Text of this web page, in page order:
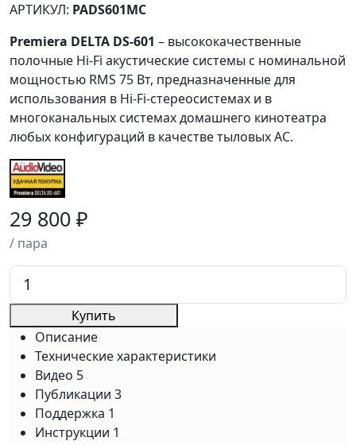
АРТИКУЛ: PADS601MC
Premiera DELTA DS-601 – высококачественные
полочные Hi-Fi акустические системы с номинальной
мощностью RMS 75 Вт, предназначенные для
использования в Hi-Fi-стереосистемах и в
многоканальных системах домашнего кинотеатра
любых конфигураций в качестве тыловых АС.
29 800 ₽
/ пара
Купить
Описание
Технические характеристики
Видео 5
Публикации 3
Поддержка 1
Инструкции 1